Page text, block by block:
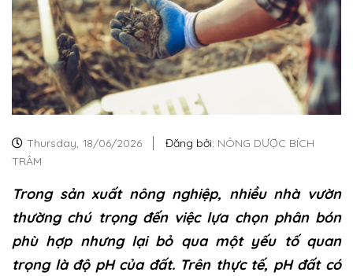
Thursday, 18/06/2026 Đăng bởi: NÔNG DƯỢC BÍCH
TRÂM
Trong sản xuất nông nghiệp, nhiều nhà vườn
thường chú trọng đến việc lựa chọn phân bón
phù hợp nhưng lại bỏ qua một yếu tố quan
trọng là độ pH của đất. Trên thực tế, pH đất có